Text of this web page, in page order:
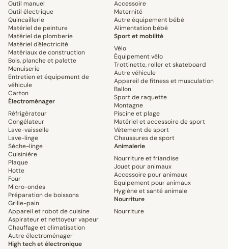
Outil manuel
Outil électrique
Quincaillerie
Matériel de peinture
Matériel de plomberie
Matériel d'électricité
Matériaux de construction
Bois, planche et palette
Menuiserie
Entretien et équipement de
véhicule
Carton
Électroménager
Réfrigérateur
Congélateur
Lave-vaisselle
Lave-linge
Sèche-linge
Cuisinière
Plaque
Hotte
Four
Micro-ondes
Préparation de boissons
Grille-pain
Appareil et robot de cuisine
Aspirateur et nettoyeur vapeur
Chauffage et climatisation
Autre électroménager
High tech et électronique
Accessoire
Maternité
Autre équipement bébé
Alimentation bébé
Sport et mobilité
Vélo
Équipement vélo
Trottinette, roller et skateboard
Autre véhicule
Appareil de fitness et musculation
Ballon
Sport de raquette
Montagne
Piscine et plage
Matériel et accessoire de sport
Vêtement de sport
Chaussures de sport
Animalerie
Nourriture et friandise
Jouet pour animaux
Accessoire pour animaux
Equipement pour animaux
Hygiène et santé animale
Nourriture
Nourriture